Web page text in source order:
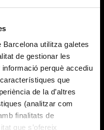
utilitza galetes
de gestionar les
perquè accediu
que
de la d’altres
(analitzar com
finalitats de
que s’ofereix